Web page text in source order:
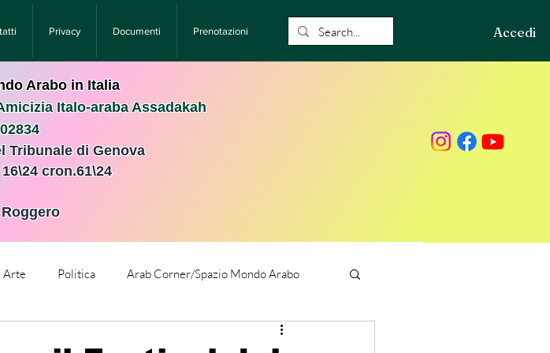
Privacy Documenti Prenotazioni Accedi
Arabo in Italia
Italo-araba Assadakah
Tribunale di Genova
cron.61\24
Arte Politica Arab Corner/Spazio Mondo Arabo